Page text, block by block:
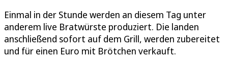
Einmal in der Stunde werden an diesem Tag unter
anderem live Bratwürste produziert. Die landen
anschließend sofort auf dem Grill, werden zubereitet
und für einen Euro mit Brötchen verkauft.